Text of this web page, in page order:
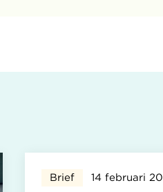
Brief 14 februari